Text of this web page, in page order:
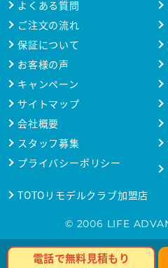
よくある質問
ご注文の流れ
保証について
お客様の声
キャンペーン
サイトマップ
会社概要
スタッフ募集
プライバシーポリシー
TOTOリモデルクラブ加盟店
© 2006 LIFE
電話で無料見積もり